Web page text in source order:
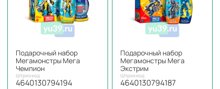
Подарочный набор
Мегамонстры Мега
Чемпион
Штрихкод
4640130794194
Подарочный набор
Мегамонстры Мега
Экстрим
Штрихкод
4640130794187